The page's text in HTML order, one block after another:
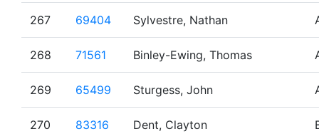
267 69404 Sylvestre, Nathan
268 71561 Binley-Ewing, Thomas
269 65499 Sturgess, John
270 83316 Dent, Clayton